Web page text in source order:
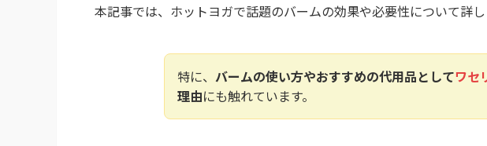
本記事では、ホットヨガで話題のバームの効果や必要性について詳し
特に、 バームの使い方やおすすめの代用品としてワセ
理由にも触れています。